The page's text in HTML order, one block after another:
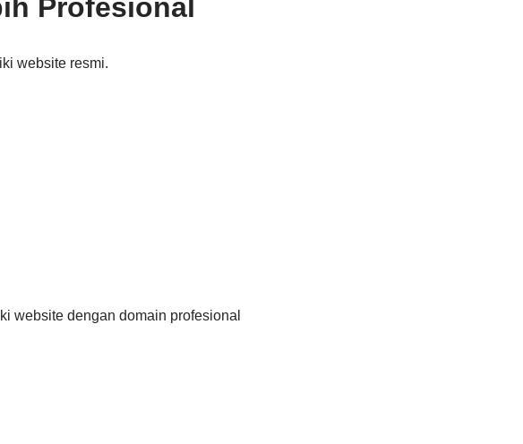
Profesional
website resmi.
website dengan domain profesional